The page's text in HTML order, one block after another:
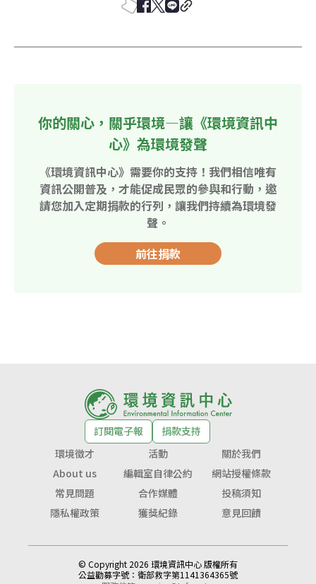
你的關心，關乎環境—讓《環境資訊中
心》為環境發聲
《環境資訊中心》需要你的支持！我們相信唯有
資訊公開普及，才能促成民眾的參與和行動，邀
請您加入定期捐款的行列，讓我們持續為環境發
聲。
前往捐款
訂閱電子報
捐款支持
環境徵才
活動
關於我們
About us
編輯室自律公約
網站授權條款
常見問題
合作媒體
投稿須知
隱私權政策
獲獎紀錄 意見回饋
© Copyright 2026 環境資訊中心 版權所有
公益勸募字號： 衛部救字第1141364365號